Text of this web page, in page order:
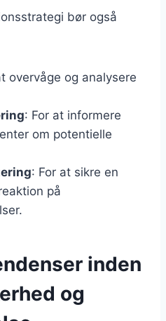
bør også
overvåge og analysere
: For at informere
om potentielle
: For at sikre en
på
inden
og